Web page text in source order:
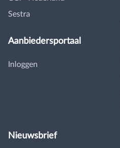
Sestra
Aanbiedersportaal
Inloggen
Nieuwsbrief